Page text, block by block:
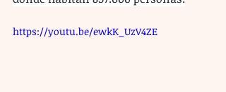
https://youtu.be/ewkK_UzV4ZE